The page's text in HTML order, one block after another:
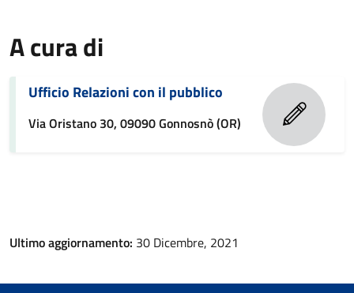
A cura di
Ufficio Relazioni con il pubblico
Via Oristano 30, 09090 Gonnosnò (OR)
Ultimo aggiornamento: 30 Dicembre, 2021